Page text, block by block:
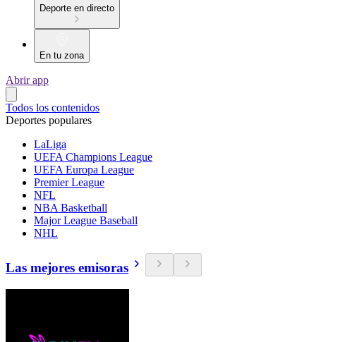
Deporte en directo
En tu zona
Abrir app
Todos los contenidos
Deportes populares
LaLiga
UEFA Champions League
UEFA Europa League
Premier League
NFL
NBA Basketball
Major League Baseball
NHL
Las mejores emisoras